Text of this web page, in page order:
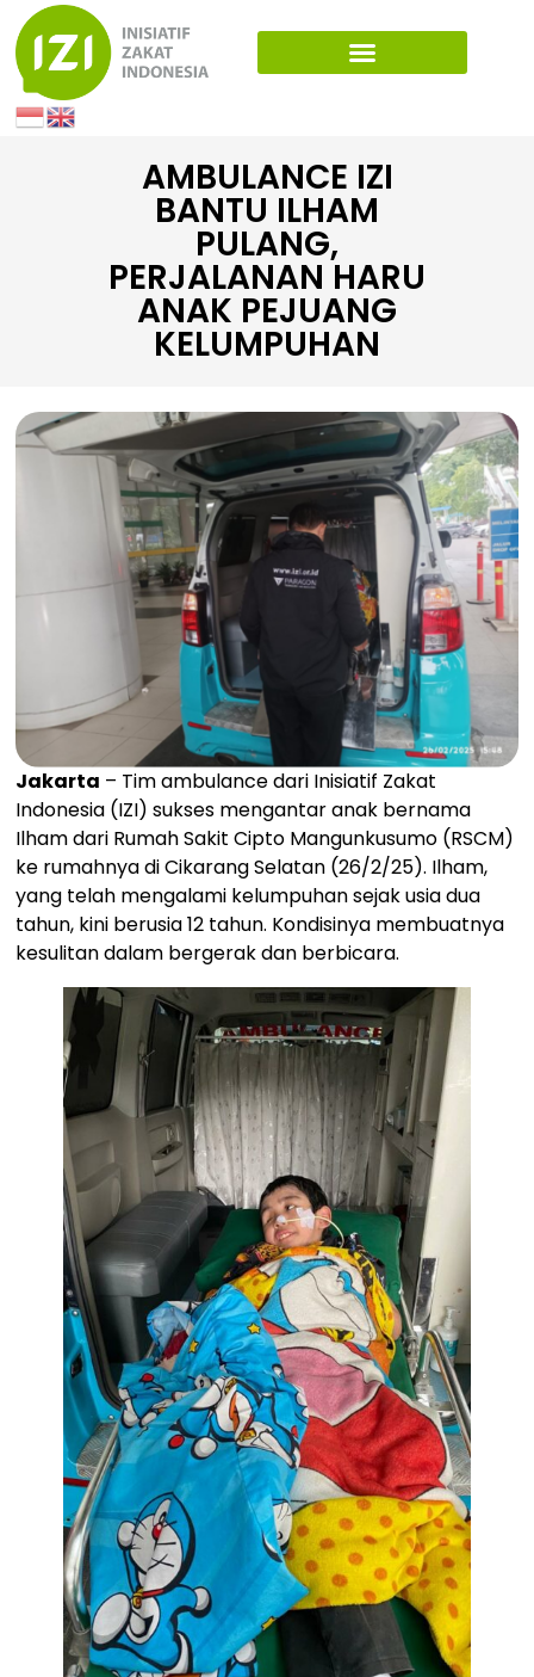
AMBULANCE IZI
BANTU ILHAM
PULANG,
PERJALANAN HARU
ANAK PEJUANG
KELUMPUHAN
Jakarta – Tim ambulance dari Inisiatif Zakat
Indonesia (IZI) sukses mengantar anak bernama
Ilham dari Rumah Sakit Cipto Mangunkusumo (RSCM)
ke rumahnya di Cikarang Selatan (26/2/25). Ilham,
yang telah mengalami kelumpuhan sejak usia dua
tahun, kini berusia 12 tahun. Kondisinya membuatnya
kesulitan dalam bergerak dan berbicara.